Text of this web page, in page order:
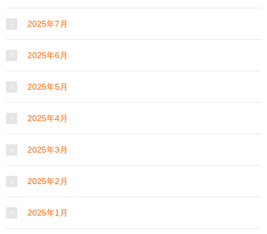
2025年7月
2025年6月
2025年5月
2025年4月
2025年3月
2025年2月
2025年1月